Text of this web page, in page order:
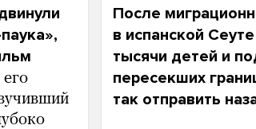
После
в испанской
тысячи детей и
пересекших
так отправить